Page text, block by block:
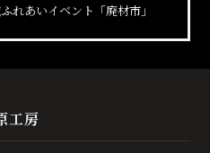
れあいイベント「廃材市」
工房